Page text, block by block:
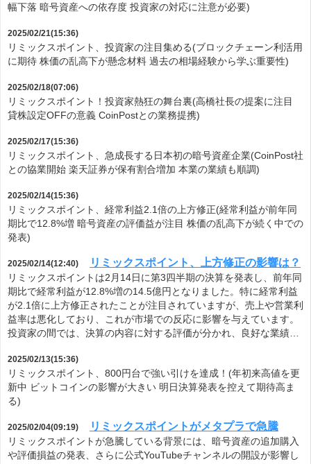
幅下落 暗号資産への依存度 投資家の対応に注意が必要)
2025/02/21(15:36)
リミックスポイント、投資家の注目集める(ブロックチェーン利活用
に期待 株価の乱高下が懸念材料 過去の相場経験から学ぶ重要性)
2025/02/18(07:06)
リミックスポイント！投資家熱狂の舞台裏(高橋社長の提案に注目
貸株設定OFFの意義 CoinPostとの業務提携)
2025/02/17(15:36)
リミックスポイント、急成長する日本初の暗号資産企業(CoinPost社
との協業開始 楽天証券が保有割合増加 本業の業績も順調)
2025/02/14(15:36)
リミックスポイント、経常利益2.1倍の上方修正(経常利益が前年同
期比で12.8%増 暗号資産の評価益が注目 株価の乱高下が続く中での
発表)
2025/02/14(12:40) リミックスポイント、上方修正の影響は？
リミックスポイントは2月14日に第3四半期の決算を発表し、前年同
期比で経常利益が12.8%増の14.5億円となりました。特に経常利益
が2.1倍に上方修正されたことが注目されていますが、売上や営業利
益率は悪化しており、これが市場での反応に影響を与えています。
投資家の間では、決算の内容に対する評価が分かれ、良好な業績…
2025/02/13(15:36)
リミックスポイント、800円台で強い引けを達成！(年初来高値を更
新中 ビットコインの影響が大きい 明日決算発表を控えて期待高ま
る)
2025/02/04(09:19) リミックスポイントがメタプラで急騰
リミックスポイントが急騰している背景には、暗号資産の追加購入
や評価損益の発表、さらに公式YouTubeチャンネルの開設が影響し